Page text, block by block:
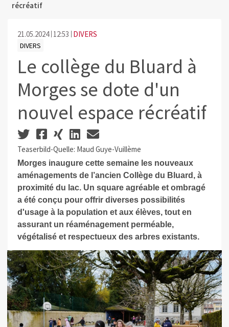
récréatif
21.05.2024 12:53 DIVERS
DIVERS
Le collège du Bluard à
Morges se dote d'un
nouvel espace récréatif
Teaserbild-Quelle: Maud Guye-Vuillème
Morges inaugure cette semaine les nouveaux
aménagements de l’ancien Collège du Bluard, à
proximité du lac. Un square agréable et ombragé
a été conçu pour offrir diverses possibilités
d'usage à la population et aux élèves, tout en
assurant un réaménagement perméable,
végétalisé et respectueux des arbres existants.